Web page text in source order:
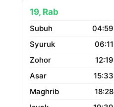
19, Rab
04:59
06:11
12:19
15:33
18:28